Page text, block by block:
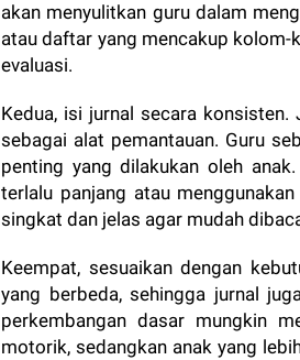
akan menyulitkan guru dalam
atau daftar yang mencakup
evaluasi.
Kedua, isi jurnal secara
sebagai alat pemantauan. Guru
penting yang dilakukan oleh
terlalu panjang atau
singkat dan jelas agar mudah
Keempat, sesuaikan dengan
yang berbeda, sehingga jurnal
perkembangan dasar mungkin
motorik, sedangkan anak yang